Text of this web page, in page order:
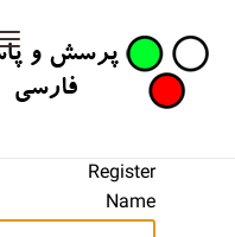
Register
Name